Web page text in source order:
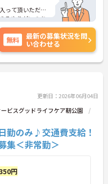
って頂いただ
るやりがいのあ
してご就業して
ントなど、さら
気軽にご相談く
無料
最新の募集状況を問
い合わせる
更新日：2026年06月04日
ビスグッドライフケア靭公園
勤のみ♪交通費支給！
集＜非常勤＞
円